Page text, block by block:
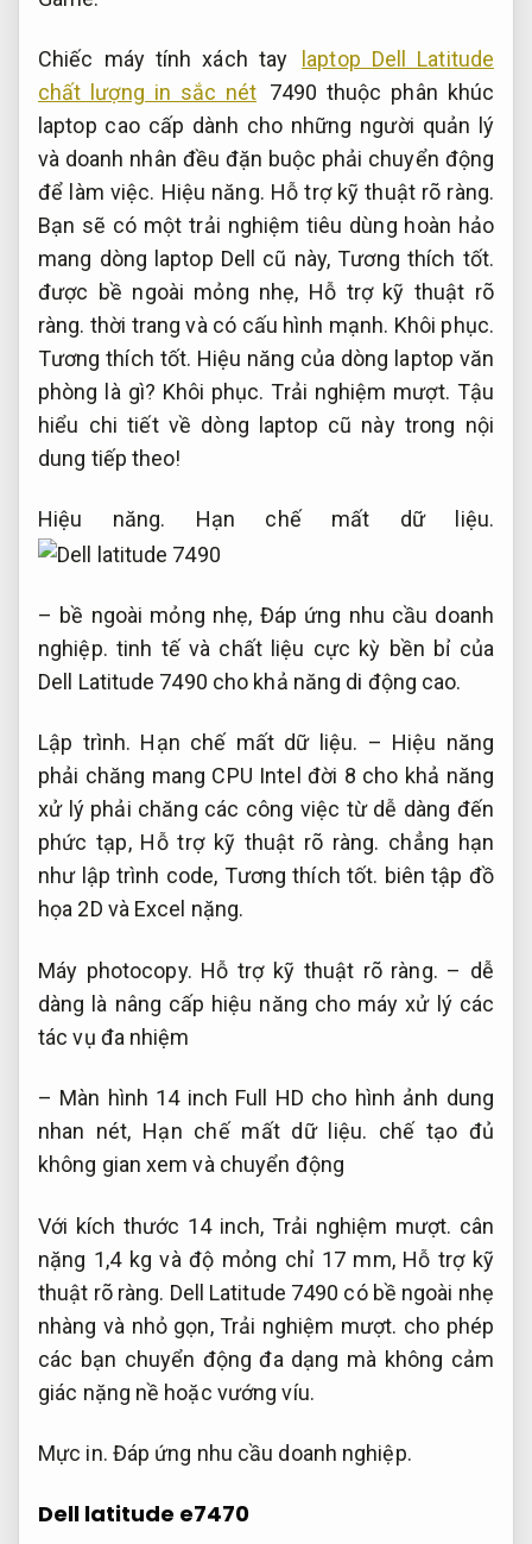
Chiếc máy tính xách tay
laptop Dell Latitude
chất lượng in sắc nét 7490 thuộc phân khúc
laptop cao cấp dành cho những người quản lý
và doanh nhân đều đặn buộc phải chuyển động
để làm việc. Hiệu năng. Hỗ trợ kỹ thuật rõ ràng.
Bạn sẽ có một trải nghiệm tiêu dùng hoàn hảo
mang dòng laptop Dell cũ này,Tương thích tốt.
được bề ngoài mỏng nhẹ, Hỗ trợ kỹ thuật rõ
ràng. thời trang và có cấu hình mạnh. Khôi phục.
Tương thích tốt. Hiệu năng của dòng laptop văn
phòng là gì? Khôi phục. Trải nghiệm mượt. Tậu
hiểu chi tiết về dòng laptop cũ này trong nội
dung tiếp theo!
Hiệu năng. Hạn chế mất dữ liệu.
– bề ngoài mỏng nhẹ, Đáp ứng nhu cầu doanh
nghiệp. tinh tế và chất liệu cực kỳ bền bỉ của
Dell Latitude 7490 cho khả năng di động cao.
Lập trình. Hạn chế mất dữ liệu. – Hiệu năng
phải chăng mang CPU Intel đời 8 cho khả năng
xử lý phải chăng các công việc từ dễ dàng đến
phức tạp, Hỗ trợ kỹ thuật rõ ràng. chẳng hạn
như lập trình code, Tương thích tốt. biên tập đồ
họa 2D và Excel nặng.
Máy photocopy. Hỗ trợ kỹ thuật rõ ràng. – dễ
dàng là nâng cấp hiệu năng cho máy xử lý các
tác vụ đa nhiệm
– Màn hình 14 inch Full HD cho hình ảnh dung
nhan nét, Hạn chế mất dữ liệu. chế tạo đủ
không gian xem và chuyển động
Với kích thước 14 inch, Trải nghiệm mượt. cân
nặng 1,4 kg và độ mỏng chỉ 17 mm, Hỗ trợ kỹ
thuật rõ ràng. Dell Latitude 7490 có bề ngoài nhẹ
nhàng và nhỏ gọn,Trải nghiệm mượt. cho phép
các bạn chuyển động đa dạng mà không cảm
giác nặng nề hoặc vướng víu.
Mực in. Đáp ứng nhu cầu doanh nghiệp.
Dell latitude e7470